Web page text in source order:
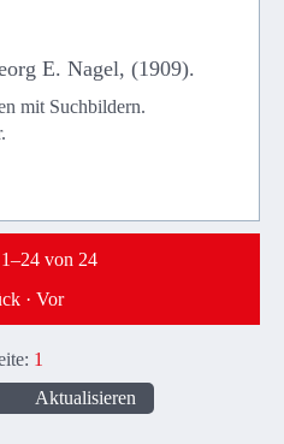
E. Nagel, (1909).
mit Suchbildern.
von 24
· Vor
1